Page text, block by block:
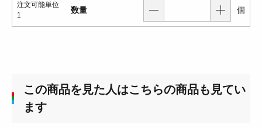
注文可能単位
1
数量 個
この商品を見た人はこちらの商品も見てい
ます